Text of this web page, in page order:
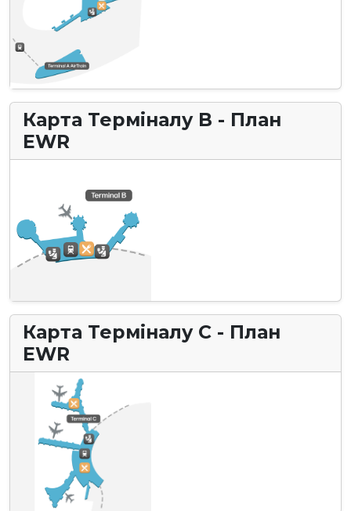
Карта Терміналу B - План
EWR
Карта Терміналу C - План
EWR